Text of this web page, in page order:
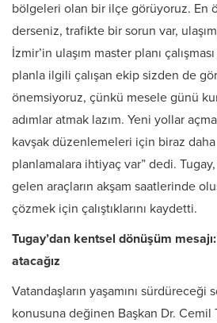
bölgeleri olan bir ilçe görüyoruz. En
derseniz, trafikte bir sorun var,
İzmir’in ulaşım master planı
planla ilgili çalışan ekip sizden de
önemsiyoruz, çünkü mesele günü
adımlar atmak lazım. Yeni yollar
kavşak düzenlemeleri için biraz
planlamalara ihtiyaç var” dedi.
gelen araçların akşam saatlerinde
çözmek için çalıştıklarını kaydetti.
Tugay’dan kentsel dönüşüm
atacağız
Vatandaşların yaşamını sürdüreceği
konusuna değinen Başkan Dr. Cemil